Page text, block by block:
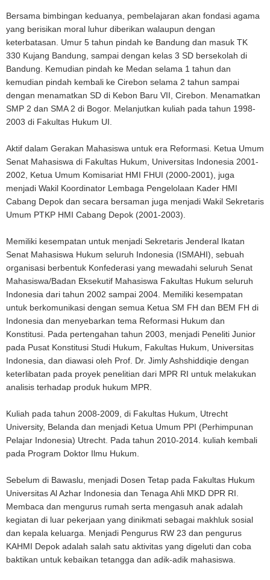
Bersama bimbingan keduanya, pembelajaran akan fondasi agama
yang berisikan moral luhur diberikan walaupun dengan
keterbatasan. Umur 5 tahun pindah ke Bandung dan masuk TK
330 Kujang Bandung, sampai dengan kelas 3 SD bersekolah di
Bandung. Kemudian pindah ke Medan selama 1 tahun dan
kemudian pindah kembali ke Cirebon selama 2 tahun sampai
dengan menamatkan SD di Kebon Baru VII, Cirebon. Menamatkan
SMP 2 dan SMA 2 di Bogor. Melanjutkan kuliah pada tahun 1998-
2003 di Fakultas Hukum UI.
Aktif dalam Gerakan Mahasiswa untuk era Reformasi. Ketua Umum
Senat Mahasiswa di Fakultas Hukum, Universitas Indonesia 2001-
2002, Ketua Umum Komisariat HMI FHUI (2000-2001), juga
menjadi Wakil Koordinator Lembaga Pengelolaan Kader HMI
Cabang Depok dan secara bersaman juga menjadi Wakil Sekretaris
Umum PTKP HMI Cabang Depok (2001-2003).
Memiliki kesempatan untuk menjadi Sekretaris Jenderal Ikatan
Senat Mahasiswa Hukum seluruh Indonesia (ISMAHI), sebuah
organisasi berbentuk Konfederasi yang mewadahi seluruh Senat
Mahasiswa/Badan Eksekutif Mahasiswa Fakultas Hukum seluruh
Indonesia dari tahun 2002 sampai 2004. Memiliki kesempatan
untuk berkomunikasi dengan semua Ketua SM FH dan BEM FH di
Indonesia dan menyebarkan tema Reformasi Hukum dan
Konstitusi. Pada pertengahan tahun 2003, menjadi Peneliti Junior
pada Pusat Konstitusi Studi Hukum, Fakultas Hukum, Universitas
Indonesia, dan diawasi oleh Prof. Dr. Jimly Ashshiddiqie dengan
keterlibatan pada proyek penelitian dari MPR RI untuk melakukan
analisis terhadap produk hukum MPR.
Kuliah pada tahun 2008-2009, di Fakultas Hukum, Utrecht
University, Belanda dan menjadi Ketua Umum PPI (Perhimpunan
Pelajar Indonesia) Utrecht. Pada tahun 2010-2014. kuliah kembali
pada Program Doktor Ilmu Hukum.
Sebelum di Bawaslu, menjadi Dosen Tetap pada Fakultas Hukum
Universitas Al Azhar Indonesia dan Tenaga Ahli MKD DPR RI.
Membaca dan mengurus rumah serta mengasuh anak adalah
kegiatan di luar pekerjaan yang dinikmati sebagai makhluk sosial
dan kepala keluarga. Menjadi Pengurus RW 23 dan pengurus
KAHMI Depok adalah salah satu aktivitas yang digeluti dan coba
baktikan untuk kebaikan tetangga dan adik-adik mahasiswa.